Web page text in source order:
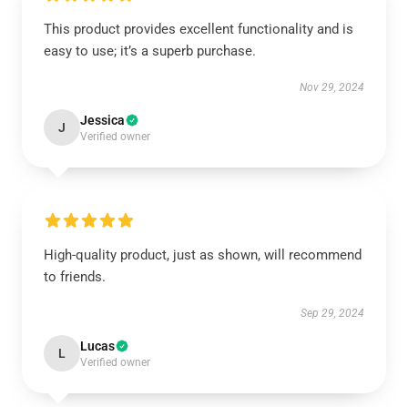
This product provides excellent functionality and is
easy to use; it’s a superb purchase.
Nov 29, 2024
J Jessica
Verified owner
High-quality product, just as shown, will recommend
to friends.
Sep 29, 2024
L Lucas
Verified owner